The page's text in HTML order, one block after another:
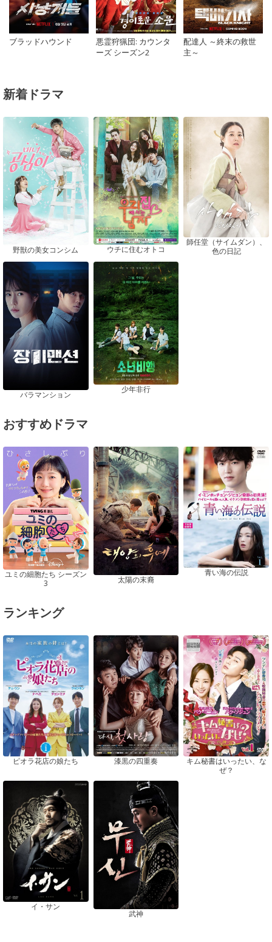
ブラッドハウンド
悪霊狩猟団: カウンタ
ーズ シーズン2
配達人 ～終末の救世
主～
新着ドラマ
野獣の美女コンシム ウチに住むオトコ
師任堂（サイムダン）、
色の日記
バラマンション
少年非行
おすすめドラマ
ユミの細胞たち シーズン
3
太陽の末裔
青い海の伝説
ランキング
ピオラ花店の娘たち 漆黒の四重奏
キム秘書はいったい、な
ぜ？
イ・サン
武神